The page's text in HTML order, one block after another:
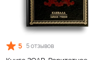
5 5 отзывов